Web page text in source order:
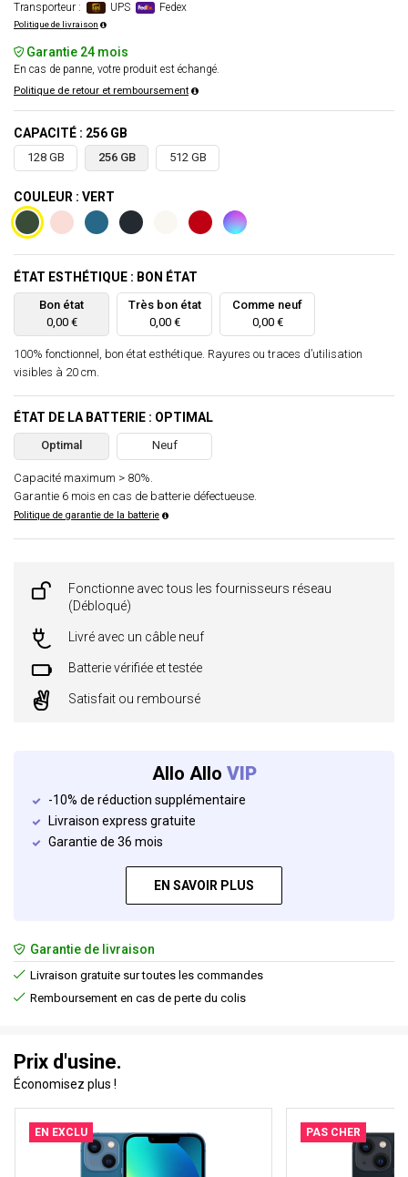
Transporteur :
UPS Fedex
Politique de livraison
Garantie 24 mois
En cas de panne, votre produit est échangé.
Politique de retour et remboursement
CAPACITÉ : 256 GB
128 GB 256 GB 512 GB
COULEUR : VERT
ÉTAT ESTHÉTIQUE : BON ÉTAT
Bon état
0,00 €
Très bon état
0,00 €
Comme neuf
0,00 €
100% fonctionnel, bon état esthétique. Rayures ou traces d’utilisation
visibles à 20 cm.
ÉTAT DE LA BATTERIE : OPTIMAL
Optimal Neuf
Capacité maximum > 80%.
Garantie 6 mois en cas de batterie défectueuse.
Politique de garantie de la batterie
Fonctionne avec tous les fournisseurs réseau
(Débloqué)
Livré avec un câble neuf
Batterie vérifiée et testée
Satisfait ou remboursé
Allo Allo VIP
-10% de réduction supplémentaire
Livraison express gratuite
Garantie de 36 mois
EN SAVOIR PLUS
Garantie de livraison
Livraison gratuite sur toutes les commandes
Remboursement en cas de perte du colis
Prix d'usine.
Économisez plus !
EN EXCLU PAS CHER